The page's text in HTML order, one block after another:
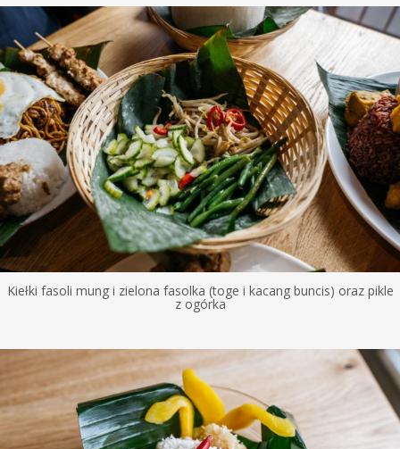
Kiełki fasoli mung i zielona fasolka (toge i kacang buncis) oraz pikle
z ogórka